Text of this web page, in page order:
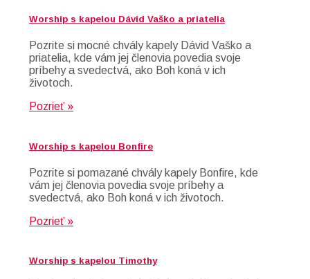
Worship s kapelou Dávid Vaško a priatelia
Pozrite si mocné chvály kapely Dávid Vaško a
priatelia, kde vám jej členovia povedia svoje
príbehy a svedectvá, ako Boh koná v ich
životoch.
Pozrieť »
Worship s kapelou Bonfire
Pozrite si pomazané chvály kapely Bonfire, kde
vám jej členovia povedia svoje príbehy a
svedectvá, ako Boh koná v ich životoch.
Pozrieť »
Worship s kapelou Timothy